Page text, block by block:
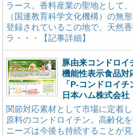
ラース。香料産業の聖地として
（国連教育科学文化機構）の無
登録されているこの地で、天然
ラ・・・【記事詳細】
豚由来コンドロイ
機能性表示食品対
「P-コンドロイチ
日本ハム株式会社
関節対応素材として市場に定着
原料のコンドロイチン。高齢化
ニーズは今後も持続することが見